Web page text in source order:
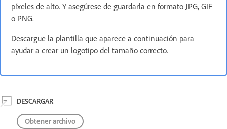
píxeles de alto. Y asegúrese de guardarla en formato JPG, GIF
o PNG.
Descargue la plantilla que aparece a continuación para
ayudar a crear un logotipo del tamaño correcto.
DESCARGAR
Obtener archivo